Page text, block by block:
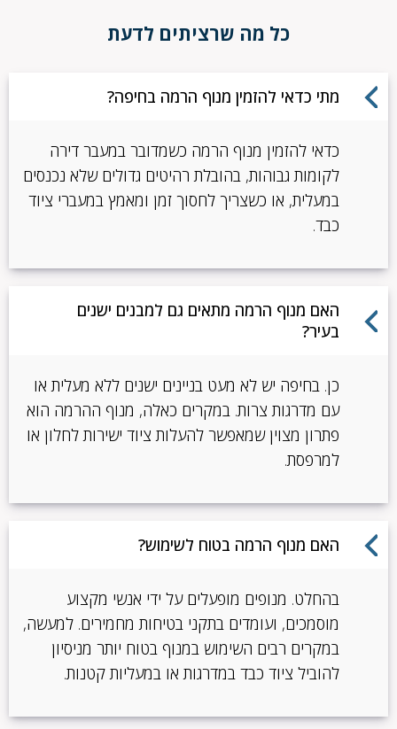
כל מה שרציתים לדעת
מתי כדאי להזמין מנוף הרמה בחיפה?
כדאי להזמין מנוף הרמה כשמדובר במעבר דירה
לקומות גבוהות, בהובלת רהיטים גדולים שלא נכנסים
במעלית, או כשצריך לחסוך זמן ומאמץ במעברי ציוד
כבד.
האם מנוף הרמה מתאים גם למבנים ישנים
בעיר?
כן. בחיפה יש לא מעט בניינים ישנים ללא מעלית או
עם מדרגות צרות. במקרים כאלה, מנוף ההרמה הוא
פתרון מצוין שמאפשר להעלות ציוד ישירות לחלון או
למרפסת.
האם מנוף הרמה בטוח לשימוש?
בהחלט. מנופים מופעלים על ידי אנשי מקצוע
מוסמכים, ועומדים בתקני בטיחות מחמירים. למעשה,
במקרים רבים השימוש במנוף בטוח יותר מניסיון
להוביל ציוד כבד במדרגות או במעליות קטנות.